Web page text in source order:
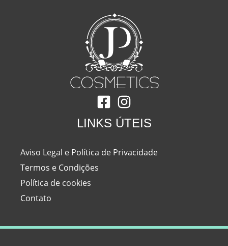
LINKS ÚTEIS
Aviso Legal e Política de Privacidade
Termos e Condições
Política de cookies
Contato